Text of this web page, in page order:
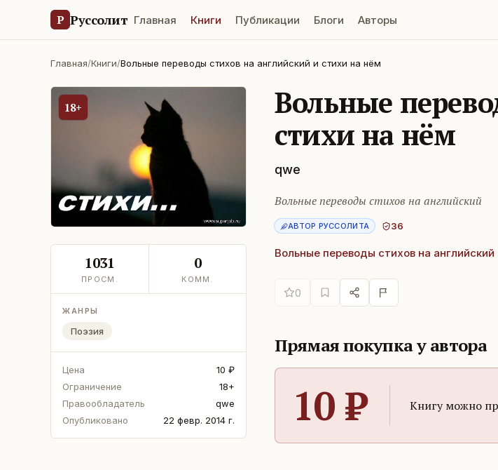
Р Руссолит Главная Книги Публикации Блоги Авторы
Главная/Книги/Вольные переводы стихов на английский и стихи на нём
18+
1031
ПРОСМ.
0
КОММ.
ЖАНРЫ
Поэзия
Цена
10 ₽
Ограничение
18+
Правообладатель
qwe
Опубликовано
22 февр. 2014 г.
Вольные
стихи на нём
qwe
Вольные переводы стихов на английский
АВТОР РУССОЛИТА 36
Вольные переводы стихов на английский
0
Прямая покупка у автора
10 ₽ Книгу можно